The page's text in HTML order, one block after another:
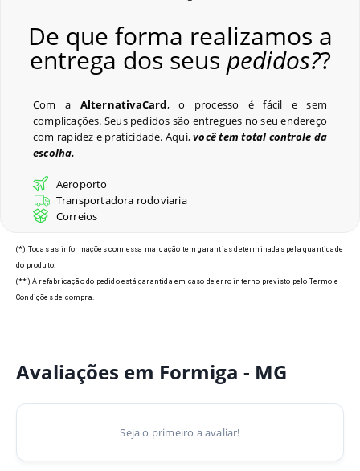
Crachás para Eventos
Últimos Pedidos
Modelos de Crachás em
Formiga - MG
De que forma realizamos a
entrega dos seus pedidos??
Com a AlternativaCard, o processo é fácil e sem
complicações. Seus pedidos são entregues no seu endereço
com rapidez e praticidade. Aqui,você tem total controle da
escolha.
Aeroporto
Transportadora rodoviaria
Correios
(*) Todas as informações com essa marcação tem garantias determinadas pela quantidade
do produto.
(**) A refabricação do pedido está garantida em caso de erro interno previsto pelo Termo e
Condições de compra.
Avaliações em Formiga - MG
Seja o primeiro a avaliar!